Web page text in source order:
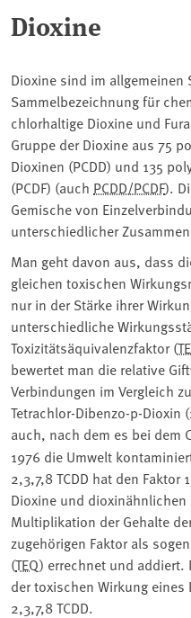
Dioxine
Dioxine sind im allgemeinen
Sammelbezeichnung für
chlorhaltige Dioxine und
Gruppe der Dioxine aus 75
Dioxinen (PCDD) und 135
(PCDF) (auch PCDD/PCDF).
Gemische von
unterschiedlicher
Man geht davon aus, dass
gleichen toxischen
nur in der Stärke ihrer
unterschiedliche
Toxizitätsäquivalenzfaktor (
bewertet man die relative
Verbindungen im Vergleich
Tetrachlor-Dibenzo-p-Dioxin
auch, nach dem es bei dem
1976 die Umwelt
2,3,7,8 TCDD hat den Faktor
Dioxine und dioxinähnlichen
Multiplikation der Gehalte
zugehörigen Faktor als
(TEQ) errechnet und addiert.
der toxischen Wirkung
2,3,7,8 TCDD.